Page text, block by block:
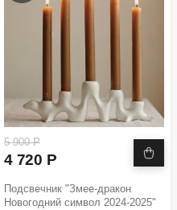
5 900 Р
4 720 Р
Подсвечник "Змее-дракон
Новогодний символ 2024-2025"